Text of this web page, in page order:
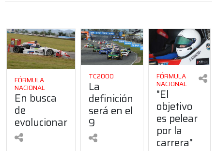
FÓRMULA
NACIONAL
En busca
de
evolucionar
TC2000
La
definición
será en el
9
FÓRMULA
NACIONAL
"El
objetivo
es pelear
por la
carrera"